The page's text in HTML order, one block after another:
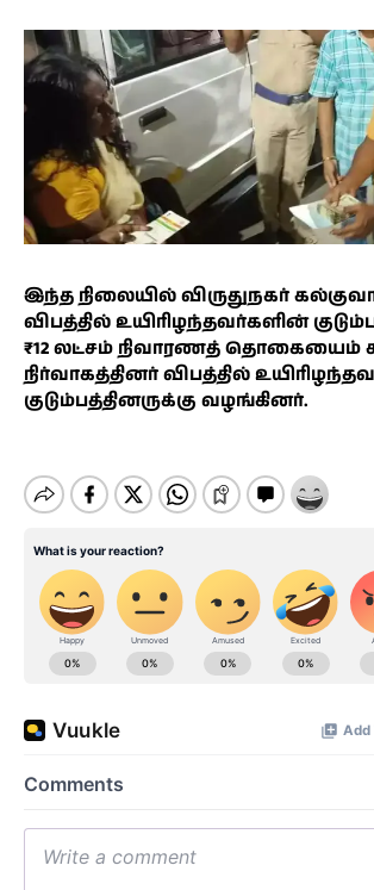
இந்த நிலையில் விருதுநகர்
விபத்தில் உயிரிழந்தவர்களின்
₹12 லட்சம் நிவாரணத் தொகையைம்
நிர்வாகத்தினர் விபத்தில்
குடும்பத்தினருக்கு வழங்கினர்.